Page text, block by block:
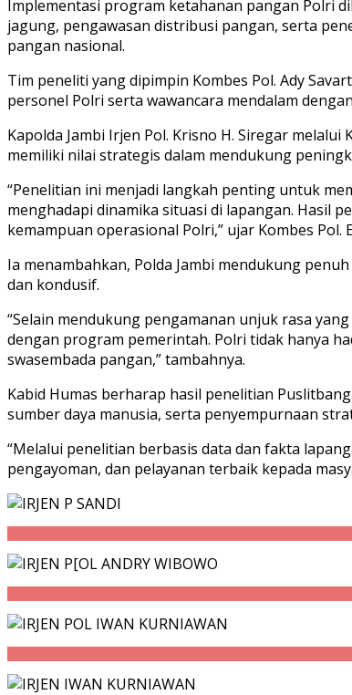
Implementasi program ketahanan pangan Polri
jagung, pengawasan distribusi pangan, serta
pangan nasional.
Tim peneliti yang dipimpin Kombes Pol. Ady
personel Polri serta wawancara mendalam
Kapolda Jambi Irjen Pol. Krisno H. Siregar
memiliki nilai strategis dalam mendukung
“Penelitian ini menjadi langkah penting untuk
menghadapi dinamika situasi di lapangan. Hasil
kemampuan operasional Polri,” ujar Kombes Pol.
Ia menambahkan, Polda Jambi mendukung
dan kondusif.
“Selain mendukung pengamanan unjuk rasa
dengan program pemerintah. Polri tidak hanya
swasembada pangan,” tambahnya.
Kabid Humas berharap hasil penelitian
sumber daya manusia, serta penyempurnaan
“Melalui penelitian berbasis data dan fakta
pengayoman, dan pelayanan terbaik kepada